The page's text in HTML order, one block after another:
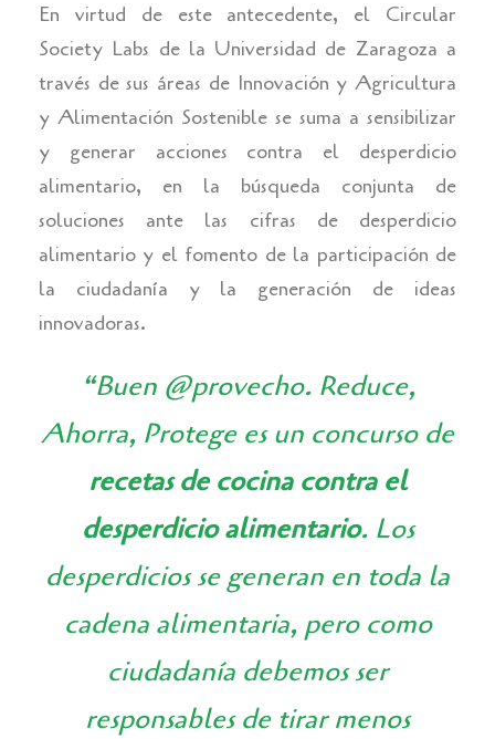
En virtud de este antecedente, el Circular
Society Labs de la Universidad de Zaragoza a
través de sus áreas de Innovación y Agricultura
y Alimentación Sostenible se suma a sensibilizar
y generar acciones contra el desperdicio
alimentario, en la búsqueda conjunta de
soluciones ante las cifras de desperdicio
alimentario y el fomento de la participación de
la ciudadanía y la generación de ideas
innovadoras.
“Buen @provecho. Reduce,
Ahorra, Protege es un concurso de
recetas de cocina contra el
desperdicio alimentario. Los
desperdicios se generan en toda la
cadena alimentaria, pero como
ciudadanía debemos ser
responsables de tirar menos